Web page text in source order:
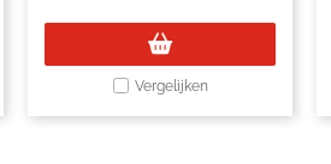
Vergelijken